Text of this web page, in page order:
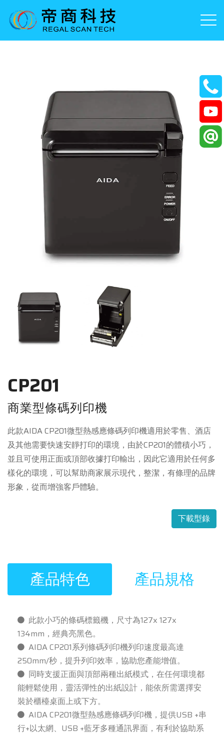
CP201
商業型條碼列印機
此款AIDA CP201微型熱感應條碼列印機適用於零售、酒店
及其他需要快速安靜打印的環境，由於CP201的體積小巧，
並且可使用正面或頂部收據打印輸出，因此它適用於任何多
樣化的環境，可以幫助商家展示現代，整潔，有條理的品牌
形象，從而增強客戶體驗。
下載型錄
產品特色 產品規格
此款小巧的條碼標籤機，尺寸為127x 127x
134mm，經典亮黑色。
AIDA CP201系列條碼列印機列印速度最高達
250mm/秒，提升列印效率，協助您產能增值。
同時支援正面與頂部兩種出紙模式，在任何環境都
能輕鬆使用，靈活彈性的出紙設計，能依所需選擇安
裝於櫃檯桌面上或下方。
AIDA CP201微型熱感應條碼列印機，提供USB +串
行+以太網、USB +藍牙多種通訊界面，有利於協助系